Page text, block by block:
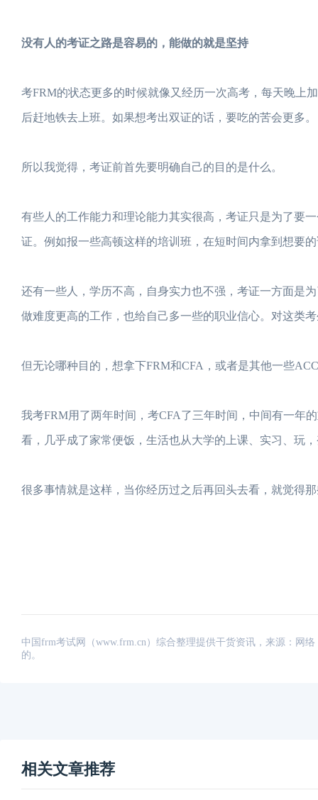
没有人的考证之路是容易的，能做的就是坚持
考FRM的状态更多的时候就像又经历一次高考，每天晚上
后赶地铁去上班。如果想考出双证的话，要吃的苦会更多。
所以我觉得，考证前首先要明确自己的目的是什么。
有些人的工作能力和理论能力其实很高，考证只是为了要
证。例如报一些高顿这样的培训班，在短时间内拿到想要
还有一些人，学历不高，自身实力也不强，考证一方面是
做难度更高的工作，也给自己多一些的职业信心。对这类
但无论哪种目的，想拿下FRM和CFA，或者是其他一些
我考FRM用了两年时间，考CFA了三年时间，中间有一年
看，几乎成了家常便饭，生活也从大学的上课、实习、玩
很多事情就是这样，当你经历过之后再回头去看，就觉得
中国frm考试网（www.frm.cn）综合整理提供干货资讯，来源：网
的。
相关文章推荐